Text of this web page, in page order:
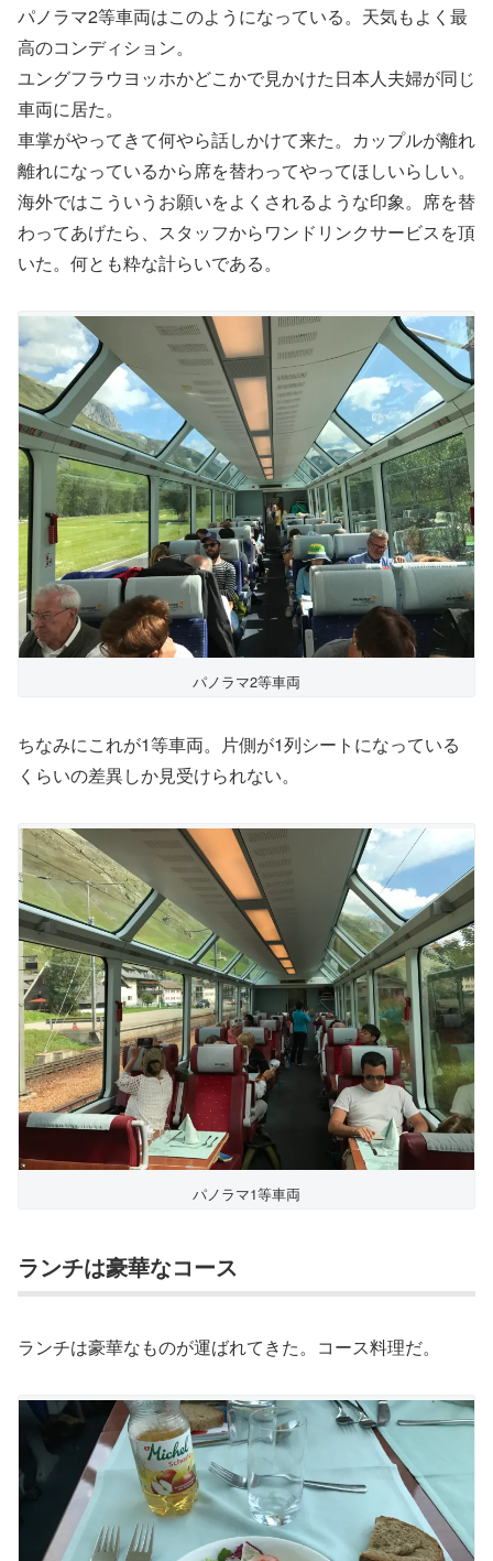
パノラマ2等車両はこのようになっている。天気もよく最
高のコンディション。
ユングフラウヨッホかどこかで見かけた日本人夫婦が同じ
車両に居た。
車掌がやってきて何やら話しかけて来た。カップルが離れ
離れになっているから席を替わってやってほしいらしい。
海外ではこういうお願いをよくされるような印象。席を替
わってあげたら、スタッフからワンドリンクサービスを頂
いた。何とも粋な計らいである。
パノラマ2等車両
ちなみにこれが1等車両。片側が1列シートになっている
くらいの差異しか見受けられない。
パノラマ1等車両
ランチは豪華なコース
ランチは豪華なものが運ばれてきた。コース料理だ。